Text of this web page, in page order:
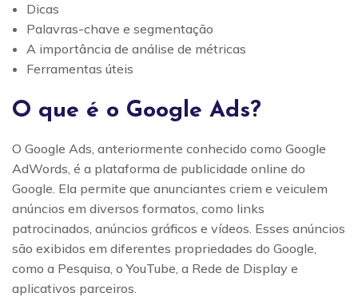
Dicas
Palavras-chave e segmentação
A importância de análise de métricas
Ferramentas úteis
O que é o Google Ads?
O Google Ads, anteriormente conhecido como Google
AdWords, é a plataforma de publicidade online do
Google. Ela permite que anunciantes criem e veiculem
anúncios em diversos formatos, como links
patrocinados, anúncios gráficos e vídeos. Esses anúncios
são exibidos em diferentes propriedades do Google,
como a Pesquisa, o YouTube, a Rede de Display e
aplicativos parceiros.